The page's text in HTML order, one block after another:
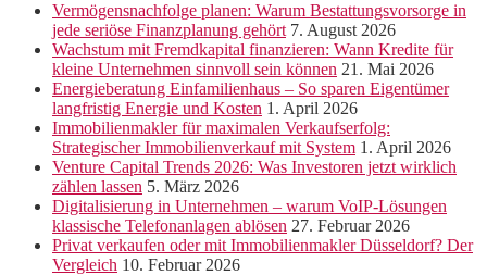
Vermögensnachfolge planen: Warum Bestattungsvorsorge in
jede seriöse Finanzplanung gehört 7. August 2026
Wachstum mit Fremdkapital finanzieren: Wann Kredite für
kleine Unternehmen sinnvoll sein können 21. Mai 2026
Energieberatung Einfamilienhaus – So sparen Eigentümer
langfristig Energie und Kosten 1. April 2026
Immobilienmakler für maximalen Verkaufserfolg:
Strategischer Immobilienverkauf mit System 1. April 2026
Venture Capital Trends 2026: Was Investoren jetzt wirklich
zählen lassen 5. März 2026
Digitalisierung in Unternehmen – warum VoIP-Lösungen
klassische Telefonanlagen ablösen 27. Februar 2026
Privat verkaufen oder mit Immobilienmakler Düsseldorf? Der
Vergleich 10. Februar 2026